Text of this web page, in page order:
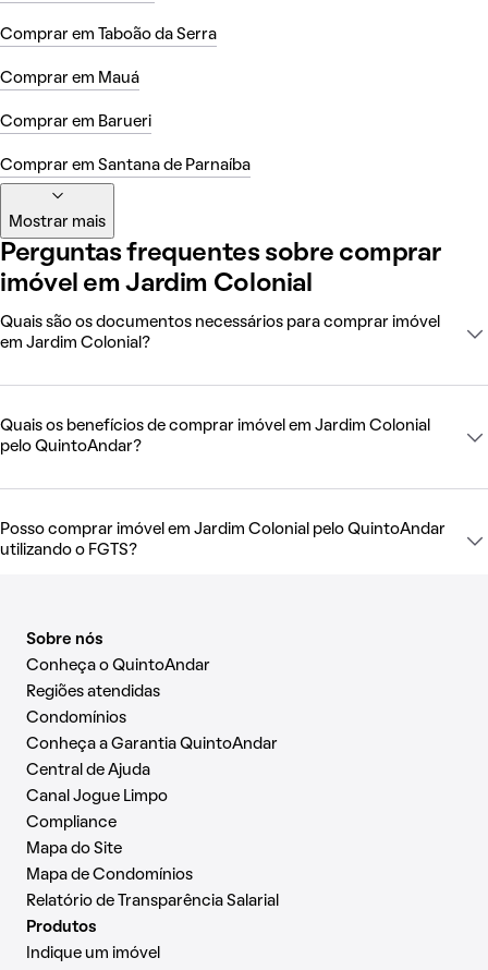
Comprar em Taboão da Serra
Comprar em Mauá
Comprar em Barueri
Comprar em Santana de Parnaíba
Mostrar mais
Perguntas frequentes sobre comprar
imóvel em Jardim Colonial
Quais são os documentos necessários para comprar imóvel
em Jardim Colonial?
Quais os benefícios de comprar imóvel em Jardim Colonial
pelo QuintoAndar?
Posso comprar imóvel em Jardim Colonial pelo QuintoAndar
utilizando o FGTS?
Sobre nós
Conheça o QuintoAndar
Regiões atendidas
Condomínios
Conheça a Garantia QuintoAndar
Central de Ajuda
Canal Jogue Limpo
Compliance
Mapa do Site
Mapa de Condomínios
Relatório de Transparência Salarial
Produtos
Indique um imóvel